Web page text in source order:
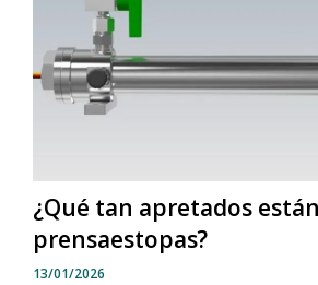
¿Qué tan apretados
prensaestopas?
13/01/2026